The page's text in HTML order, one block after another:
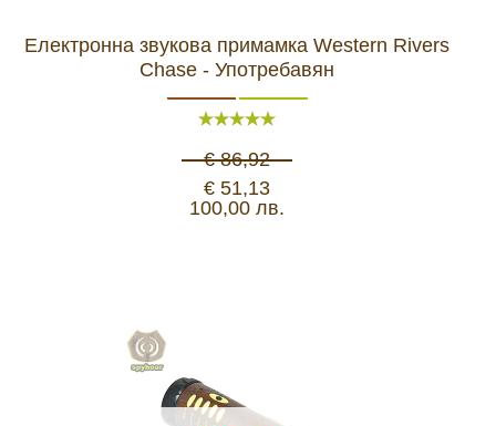
Електронна звукова примамка Western Rivers
Chase - Употребавян
€ 86,92
€ 51,13
100,00 лв.